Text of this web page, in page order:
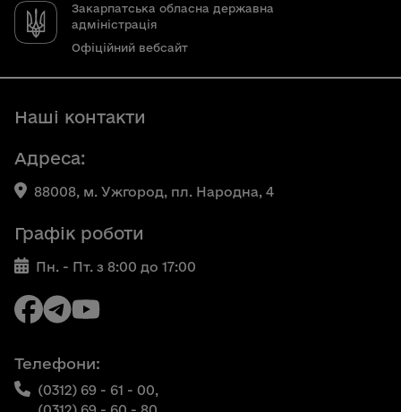
Закарпатська обласна державна
адміністрація
Офіційний вебсайт
Наші контакти
Адреса:
88008, м. Ужгород, пл. Народна, 4
Графік роботи
Пн. - Пт. з 8:00 до 17:00
Телефони:
(0312) 69 - 61 - 00,